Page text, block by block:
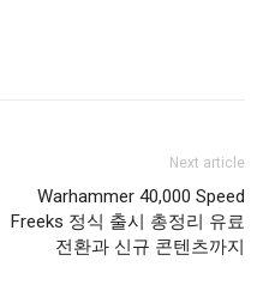
Next article
Warhammer 40,000 Speed
Freeks 정식 출시 총정리 유료
전환과 신규 콘텐츠까지